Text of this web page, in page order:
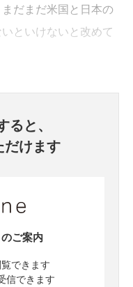
だまだ米国と日本の
といけないと改めて
ると、
だけます
のご案内
できます
信できます